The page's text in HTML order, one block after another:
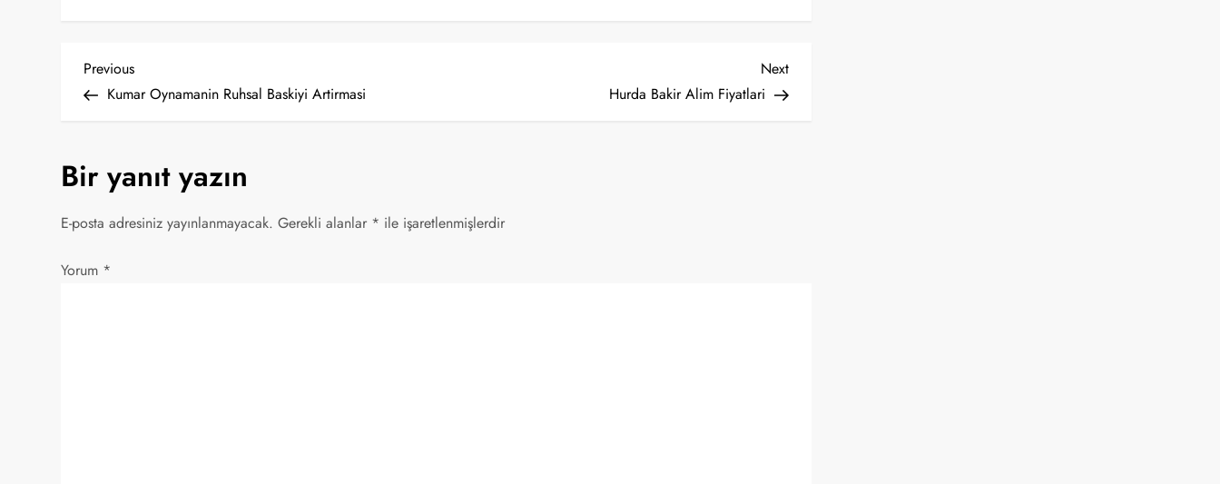
Y
z
e
Previous
Post
Previous
Kumar Oynamanin Ruhsal Baskiyi Artirmasi
Next
Post
Next
Hurda Bakir Alim Fiyatlari
Bir yanıt yazın
E-posta adresiniz yayınlanmayacak. Gerekli alanlar * ile işaretlenmişlerdir
Yorum *